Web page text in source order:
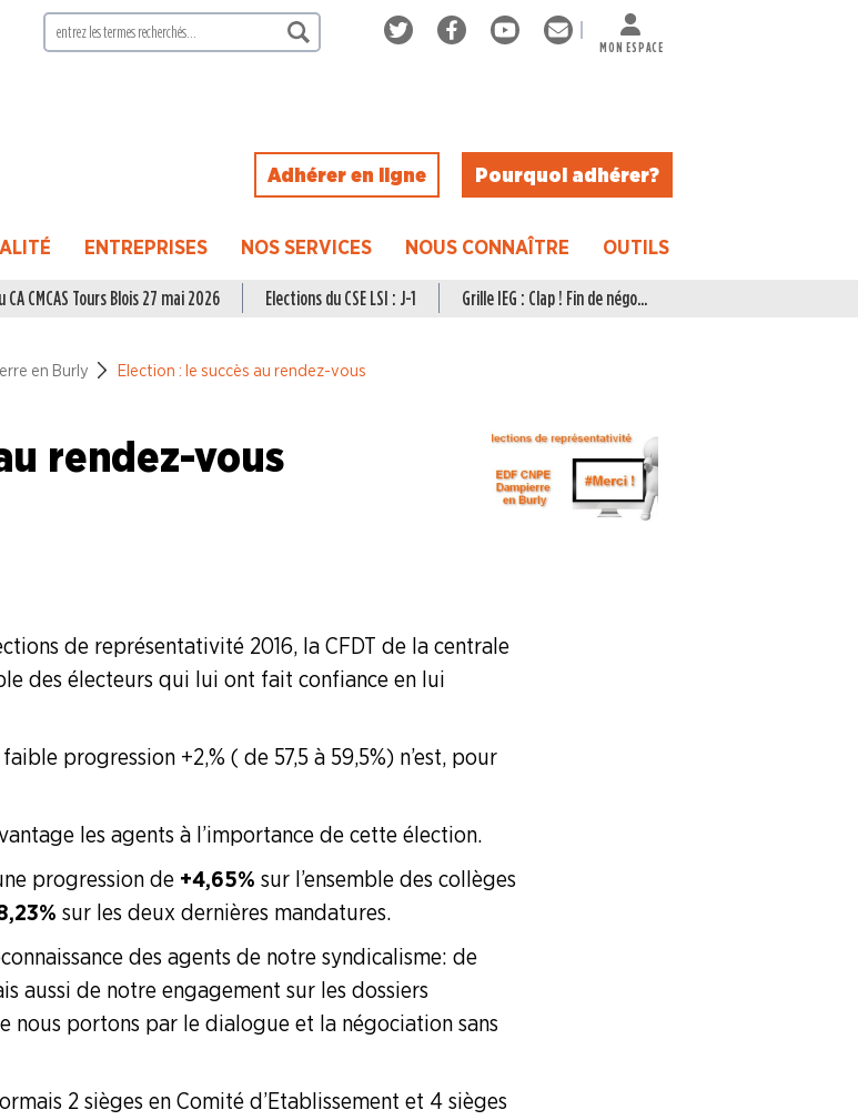
MON ESPACE
Adhérer en ligne Pourquoi adhérer ?
ENTREPRISES NOS SERVICES NOUS CONNAÎTRE OUTILS
CA CMCAS Tours Blois 27 mai 2026 Elections du CSE LSI : J-1 Grille IEG : Clap ! Fin de négo...
en Burly Election : le succès au rendez-vous
rendez-vous
de représentativité 2016, la CFDT de la centrale
des électeurs qui lui ont fait confiance en lui
progression +2,% ( de 57,5 à 59,5%) n’est, pour
les agents à l’importance de cette élection.
progression de +4,65% sur l’ensemble des collèges
sur les deux dernières mandatures.
des agents de notre syndicalisme : de
aussi de notre engagement sur les dossiers
nous portons par le dialogue et la négociation sans
2 sièges en Comité d’Etablissement et 4 sièges